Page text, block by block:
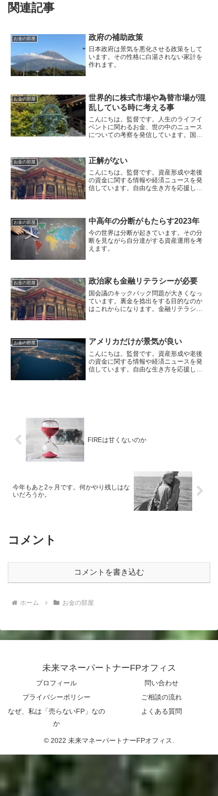
関連記事
お金の部屋 政府の補助政策
日本政府は景気を悪化させる政策をして
います。その性格に白湯されない家計を
作れます。
お金の部屋
世界的に株式市場や為替市場が混
乱している時に考える事
こんにちは。監督です。人生のライフイ
ベントに関わるお金、世の中のニュース
についての考察を発信しています。国家
しばらくの間不定期に更新します（プロ
モーションを含みます...
お金の部屋 正解がない
こんにちは。監督です。資産形成や老後
の資金に関する情報や経済ニュースを発
信しています。自由な生き方を応援して
が正しいかはわかりませ...
お金の部屋 中高年の分断がもたらす2023年
今の世界は分断が起きています。その分
断を見ながら自分達がする資産運用を考
えます。
お金の部屋 政治家も金融リテラシーが必要
国会議のキックバック問題が大きくなっ
ています。裏金を捻出をする目的なのか
はこれからになります。金融リテラシー
お金の部屋 アメリカだけが景気が良い
こんにちは。監督です。資産形成や老後
の資金に関する情報や経済ニュースを発
信しています。自由な生き方を応援して
FIREは甘くないのか
今年もあと2ヶ月です。何かやり残しはな
いだろうか。
コメント
コメントを書き込む
ホーム お金の部屋
未来マネーパートナーFPオフィス
プロフィール
問い合わせ
プライバシーポリシー
ご相談の流れ
なぜ、私は「売らないFP」なの
か
よくある質問
© 2022 未来マネーパートナーFPオフィス.